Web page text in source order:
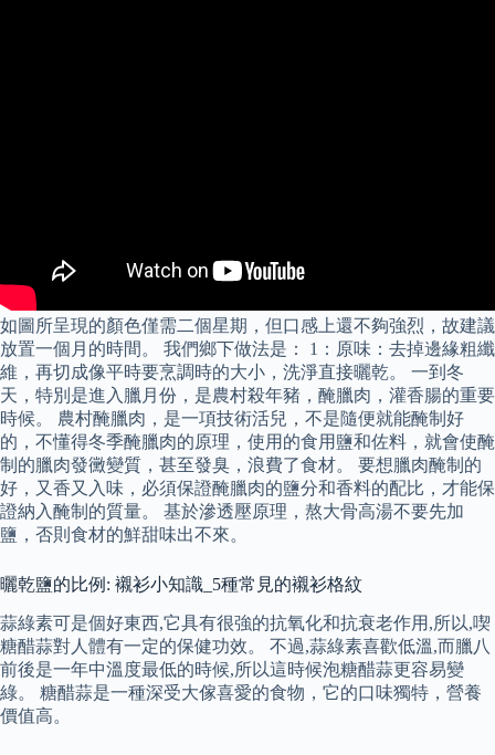
如圖所呈現的顏色僅需二個星期，但口感上還不夠強烈，故建議
放置一個月的時間。 我們鄉下做法是： 1：原味：去掉邊緣粗纖
維，再切成像平時要烹調時的大小，洗淨直接曬乾。 一到冬
天，特別是進入臘月份，是農村殺年豬，醃臘肉，灌香腸的重要
時候。 農村醃臘肉，是一項技術活兒，不是隨便就能醃制好
的，不懂得冬季醃臘肉的原理，使用的食用鹽和佐料，就會使醃
制的臘肉發黴變質，甚至發臭，浪費了食材。 要想臘肉醃制的
好，又香又入味，必須保證醃臘肉的鹽分和香料的配比，才能保
證納入醃制的質量。 基於滲透壓原理，熬大骨高湯不要先加
鹽，否則食材的鮮甜味出不來。
曬乾鹽的比例: 襯衫小知識_5種常見的襯衫格紋
蒜綠素可是個好東西,它具有很強的抗氧化和抗衰老作用,所以,喫
糖醋蒜對人體有一定的保健功效。 不過,蒜綠素喜歡低溫,而臘八
前後是一年中溫度最低的時候,所以這時候泡糖醋蒜更容易變
綠。 糖醋蒜是一種深受大傢喜愛的食物，它的口味獨特，營養
價值高。